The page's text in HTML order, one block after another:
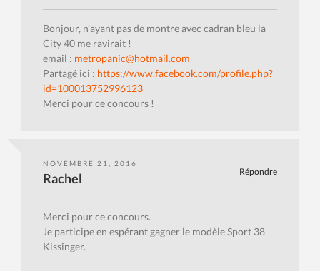
Bonjour, n’ayant pas de montre avec cadran bleu la
City 40 me ravirait !
email : metropanic@hotmail.com
Partagé ici : https://www.facebook.com/profile.php?
id=100013752996123
Merci pour ce concours !
NOVEMBRE 21, 2016
Répondre
Rachel
Merci pour ce concours.
Je participe en espérant gagner le modèle Sport 38
Kissinger.